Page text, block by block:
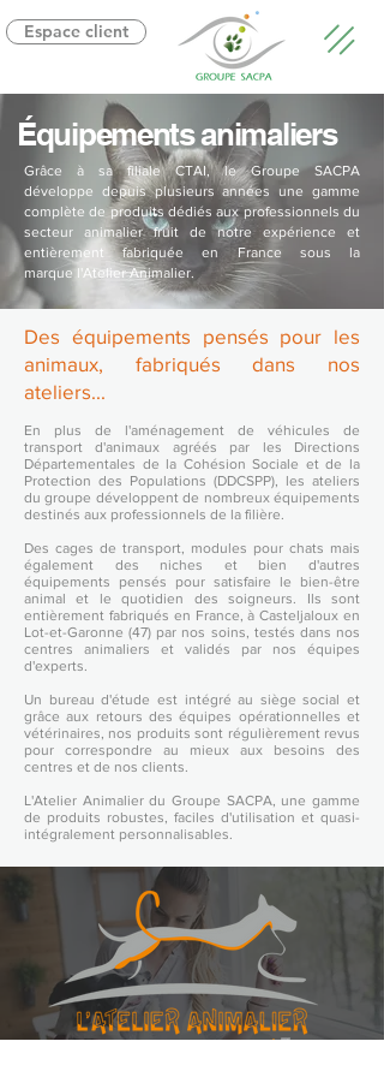
Espace client
Équipements animaliers
Grâce à sa filialeCTAI, le Groupe SACPA
développe depuis plusieurs années une gamme
complète de produits dédiés aux professionnels du
secteur animalier fruit de notre expérience et
entièrement fabriquée en France sous la
marque l'Atelier Animalier.
Des équipements pensés pour les
animaux, fabriqués dans nos
ateliers...
En plus de l'aménagement de véhicules de
transport d'animaux agréés par les Directions
Départementales de la Cohésion Sociale et de la
Protection des Populations (DDCSPP), les ateliers
du groupe développent de nombreux équipements
destinés aux professionnels de la filière.
Des cages de transport, modules pour chats mais
également des niches et bien d'autres
équipements pensés pour satisfaire le bien-être
animal et le quotidien des soigneurs. Ils sont
entièrement fabriqués en France, à Casteljaloux en
Lot-et-Garonne (47) par nos soins, testés dans nos
centres animaliers et validés par nos équipes
d'experts.
Un bureau d'étude est intégré au siège social et
grâce aux retours des équipes opérationnelles et
vétérinaires, nos produits sont régulièrement revus
pour correspondre au mieux aux besoins des
centres et de nos clients.
L'Atelier Animalier du Groupe SACPA, une gamme
de produits robustes, faciles d'utilisation et quasi-
intégralement personnalisables​​.